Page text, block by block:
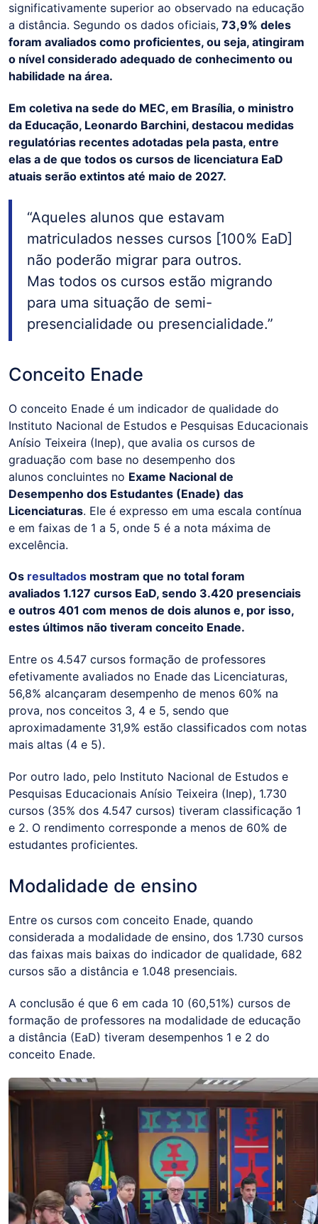
significativamente superior ao observado na educação
a distância. Segundo os dados oficiais, 73,9% deles
foram avaliados como proficientes, ou seja, atingiram
o nível considerado adequado de conhecimento ou
habilidade na área.
Em coletiva na sede do MEC, em Brasília, o ministro
da Educação, Leonardo Barchini, destacou medidas
regulatórias recentes adotadas pela pasta, entre
elas a de que todos os cursos de licenciatura EaD
atuais serão extintos até maio de 2027.
“Aqueles alunos que estavam
matriculados nesses cursos [100% EaD]
não poderão migrar para outros.
Mas todos os cursos estão migrando
para uma situação de semi-
presencialidade ou presencialidade.”
Conceito Enade
O conceito Enade é um indicador de qualidade do
Instituto Nacional de Estudos e Pesquisas Educacionais
Anísio Teixeira (Inep), que avalia os cursos de
graduação com base no desempenho dos
alunos concluintes no Exame Nacional de
Desempenho dos Estudantes (Enade) das
Licenciaturas. Ele é expresso em uma escala contínua
e em faixas de 1 a 5, onde 5 é a nota máxima de
excelência.
Os resultados mostram que no total foram
avaliados 1.127 cursos EaD, sendo 3.420 presenciais
e outros 401 com menos de dois alunos e, por isso,
estes últimos não tiveram conceito Enade.
Entre os 4.547 cursos formação de professores
efetivamente avaliados no Enade das Licenciaturas,
56,8% alcançaram desempenho de menos 60% na
prova, nos conceitos 3, 4 e 5, sendo que
aproximadamente 31,9% estão classificados com notas
mais altas (4 e 5).
Por outro lado, pelo Instituto Nacional de Estudos e
Pesquisas Educacionais Anísio Teixeira (Inep), 1.730
cursos (35% dos 4.547 cursos) tiveram classificação 1
e 2. O rendimento corresponde a menos de 60% de
estudantes proficientes.
Modalidade de ensino
Entre os cursos com conceito Enade, quando
considerada a modalidade de ensino, dos 1.730 cursos
das faixas mais baixas do indicador de qualidade, 682
cursos são a distância e 1.048 presenciais.
A conclusão é que 6 em cada 10 (60,51%) cursos de
formação de professores na modalidade de educação
a distância (EaD) tiveram desempenhos 1 e 2 do
conceito Enade.